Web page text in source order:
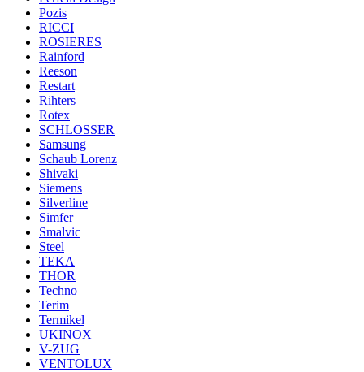
Pozis
RICCI
ROSIERES
Rainford
Reeson
Restart
Rihters
Rotex
SCHLOSSER
Samsung
Schaub Lorenz
Shivaki
Siemens
Silverline
Simfer
Smalvic
Steel
TEKA
THOR
Techno
Terim
Termikel
UKINOX
V-ZUG
VENTOLUX